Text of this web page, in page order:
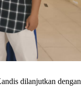
dilanjutkan dengan